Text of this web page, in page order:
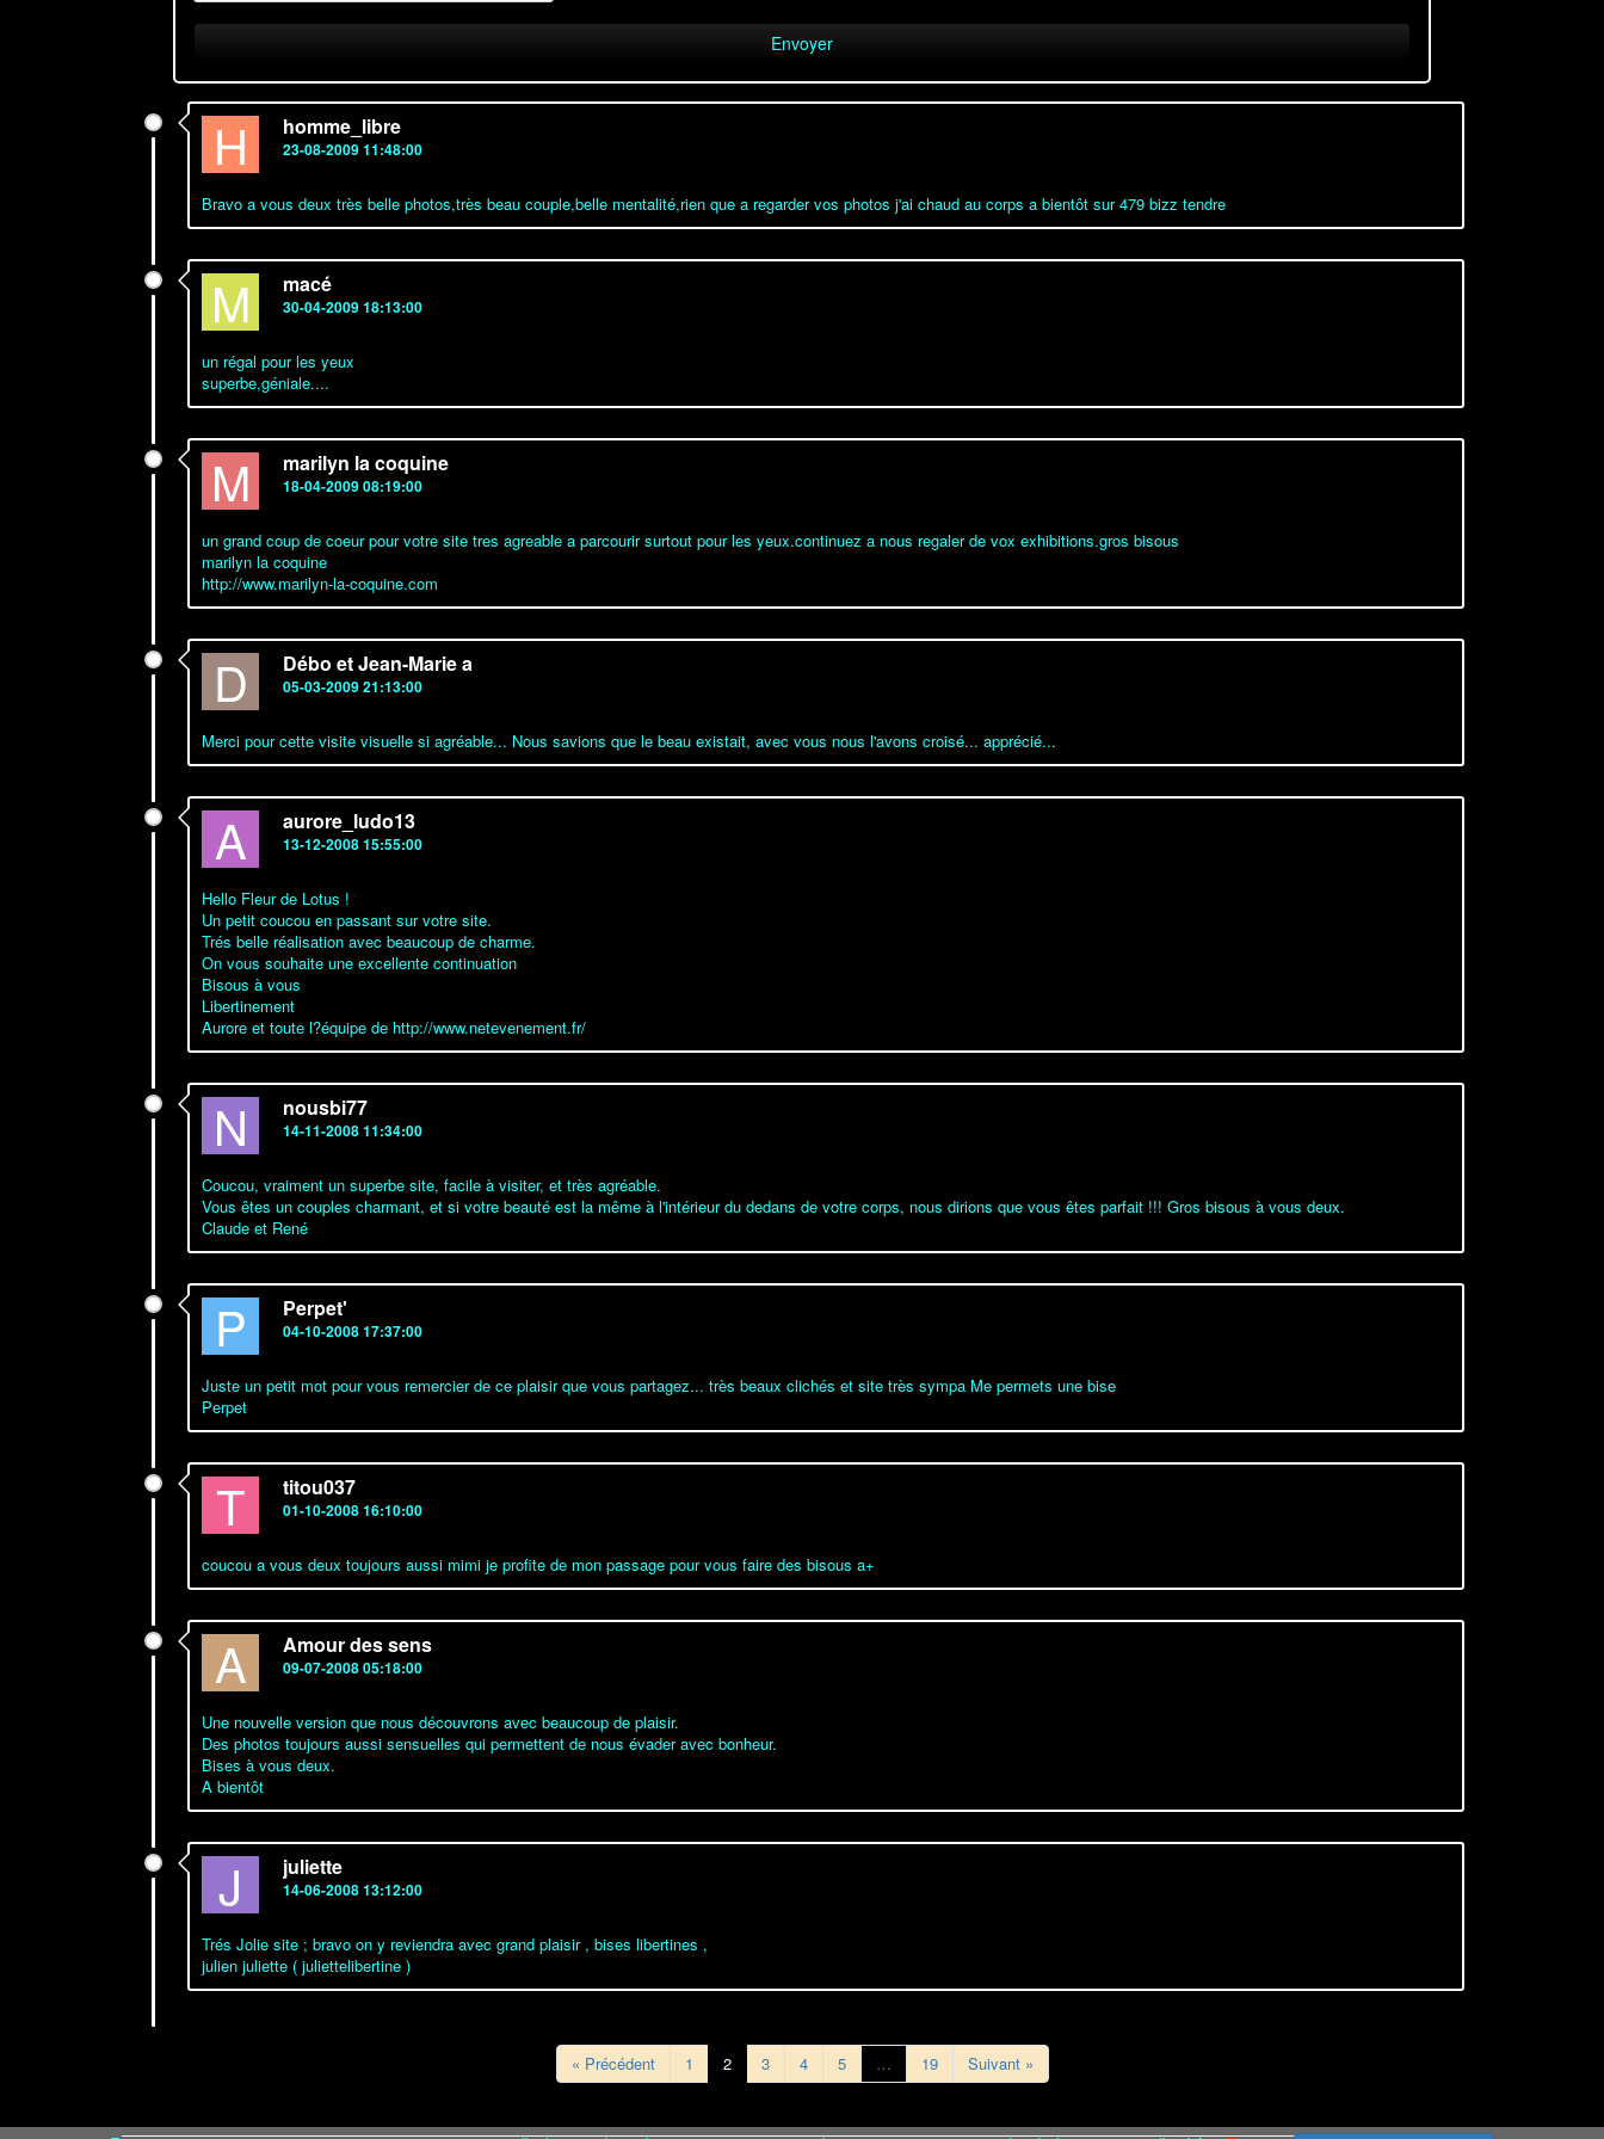
H homme_libre
23-08-2009 11:48:00
Bravo a vous deux très belle photos,très beau couple,belle mentalité,rien que a regarder vos photos j'ai chaud au corps a bientôt sur 479 bizz tendre
M macé
30-04-2009 18:13:00
un régal pour les yeux
superbe,géniale....
M marilyn la coquine
18-04-2009 08:19:00
un grand coup de coeur pour votre site tres agreable a parcourir surtout pour les yeux.continuez a nous regaler de vox exhibitions.gros bisous
marilyn la coquine
http://www.marilyn-la-coquine.com
D Débo et Jean-Marie a
05-03-2009 21:13:00
Merci pour cette visite visuelle si agréable... Nous savions que le beau existait, avec vous nous l'avons croisé... apprécié...
A aurore_ludo13
13-12-2008 15:55:00
Hello Fleur de Lotus !
Un petit coucou en passant sur votre site.
Trés belle réalisation avec beaucoup de charme.
On vous souhaite une excellente continuation
Bisous à vous
Libertinement
Aurore et toute l?équipe de http://www.netevenement.fr/
N nousbi77
14-11-2008 11:34:00
Coucou, vraiment un superbe site, facile à visiter, et très agréable.
Vous êtes un couples charmant, et si votre beauté est la même à l'intérieur du dedans de votre corps, nous dirions que vous êtes parfait !!! Gros bisous à vous deux.
Claude et René
P Perpet'
04-10-2008 17:37:00
Juste un petit mot pour vous remercier de ce plaisir que vous partagez... très beaux clichés et site très sympa Me permets une bise
Perpet
T titou037
01-10-2008 16:10:00
coucou a vous deux toujours aussi mimi je profite de mon passage pour vous faire des bisous a+
A Amour des sens
09-07-2008 05:18:00
Une nouvelle version que nous découvrons avec beaucoup de plaisir.
Des photos toujours aussi sensuelles qui permettent de nous évader avec bonheur.
Bises à vous deux.
A bientôt
J juliette
14-06-2008 13:12:00
Trés Jolie site ; bravo on y reviendra avec grand plaisir , bises libertines ,
julien juliette ( juliettelibertine )
« Précédent 1 2 3 4 5 … 19 Suivant »